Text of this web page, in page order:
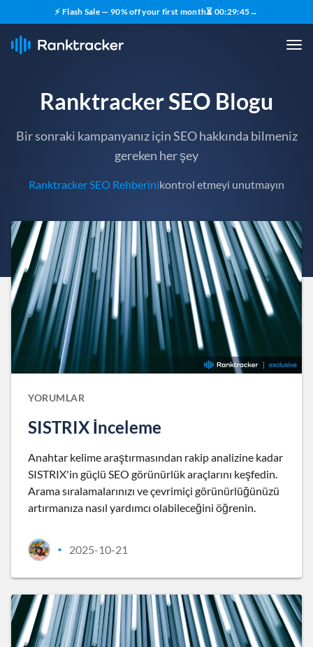
⚡ Flash Sale — 90% off your first month⏳ 00:29:43→
Ranktracker SEO Blogu
Bir sonraki kampanyanız için SEO hakkında bilmeniz
gereken her şey
Ranktracker SEO Rehberinikontrol etmeyi unutmayın
YORUMLAR
SISTRIX İnceleme
Anahtar kelime araştırmasından rakip analizine kadar
SISTRIX'in güçlü SEO görünürlük araçlarını keşfedin.
Arama sıralamalarınızı ve çevrimiçi görünürlüğünüzü
artırmanıza nasıl yardımcı olabileceğini öğrenin.
• 2025-10-21